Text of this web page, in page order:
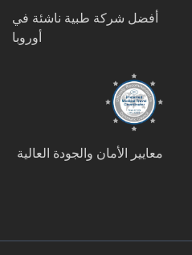
أفضل شركة طبية ناشئة في
أوروبا
معايير الأمان والجودة العالية